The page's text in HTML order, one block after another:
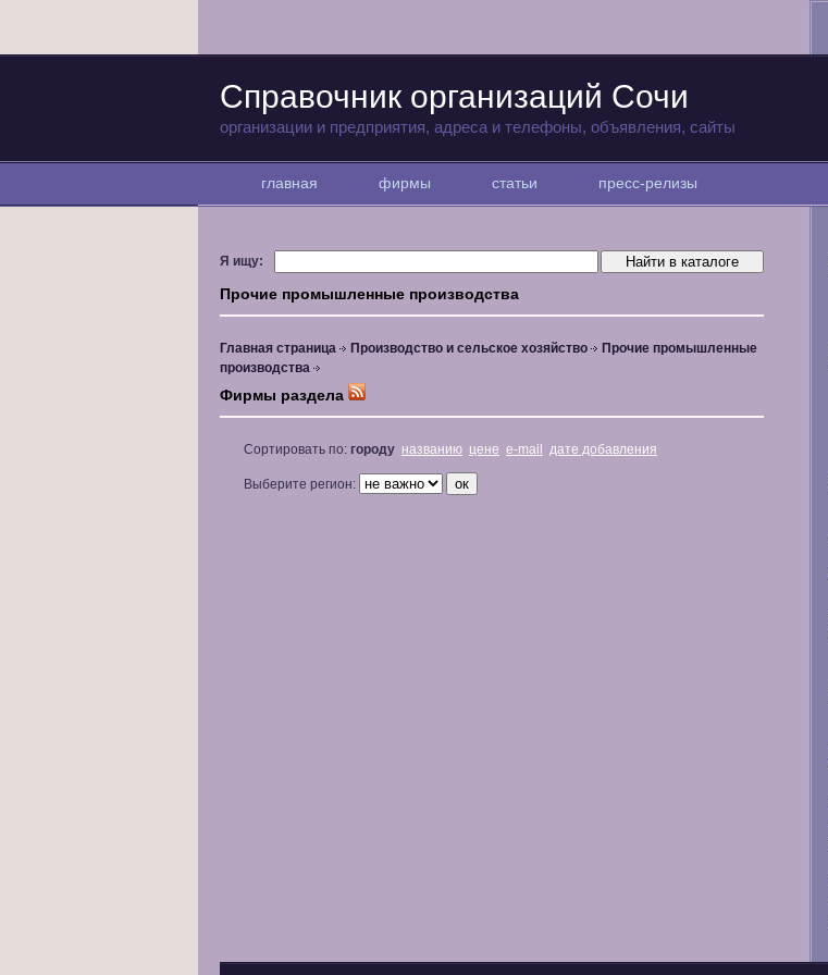
Справочник организаций Сочи
организации и предприятия, адреса и телефоны, объявления, сайты
главная фирмы статьи пресс-релизы
Я ищу:
Прочие промышленные производства
Главная страница Производство и сельское хозяйство
Прочие промышленные
производства
Фирмы раздела
Сортировать по: городу названию цене e-mail дате добавления
Выберите регион: